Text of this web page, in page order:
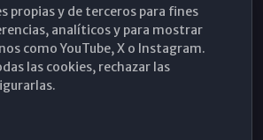
propias y de terceros para fines
analíticos y para mostrar
como YouTube, X o Instagram.
las cookies, rechazar las